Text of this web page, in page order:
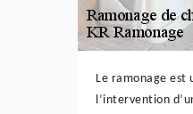
Le ramonage est
l’intervention